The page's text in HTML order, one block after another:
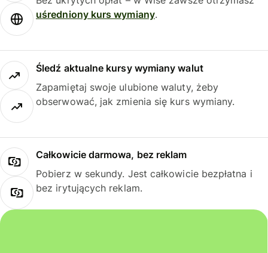
uśredniony kurs wymiany.
Śledź aktualne kursy wymiany walut
Zapamiętaj swoje ulubione waluty, żeby
obserwować, jak zmienia się kurs wymiany.
Całkowicie darmowa, bez reklam
Pobierz w sekundy. Jest całkowicie bezpłatna i
bez irytujących reklam.